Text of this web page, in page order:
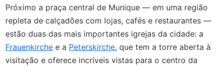
Próximo a praça central de Munique — em uma região
repleta de calçadões com lojas, cafés e restaurantes —
estão duas das mais importantes igrejas da cidade: a
Frauenkirche e a Peterskirche, que tem a torre aberta à
visitação e oferece incríveis vistas para o centro da